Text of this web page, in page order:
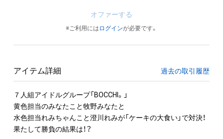
オファーする
※ご利用には ログインが必要です。
アイテム詳細 過去の取引履歴
７人組アイドルグループ「BOCCHI。」
黄色担当のみなたこと牧野みなたと
水色担当れみちゃんこと澄川れみが「ケーキの大食い」で対決！
果たして勝負の結果は！？